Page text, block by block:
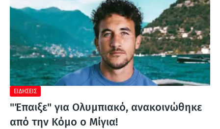
ΕΙΔΗΣΕΙΣ
"Έπαιξε" για Ολυμπιακό, ανακοινώθηκε
από την Κόμο ο Μίγια!